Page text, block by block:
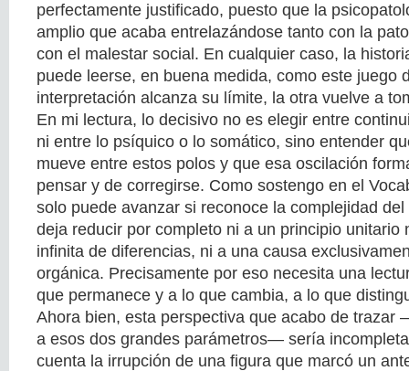
perfectamente justificado, puesto que la
amplio que acaba entrelazándose tanto con la
con el malestar social. En cualquier caso, la
puede leerse, en buena medida, como este juego
interpretación alcanza su límite, la otra vuelve a
En mi lectura, lo decisivo no es elegir entre
ni entre lo psíquico o lo somático, sino entender
mueve entre estos polos y que esa oscilación
pensar y de corregirse. Como sostengo en el
solo puede avanzar si reconoce la complejidad
deja reducir por completo ni a un principio unitario
infinita de diferencias, ni a una causa
orgánica. Precisamente por eso necesita una
que permanece y a lo que cambia, a lo que
Ahora bien, esta perspectiva que acabo de trazar
a esos dos grandes parámetros— sería
cuenta la irrupción de una figura que marcó un